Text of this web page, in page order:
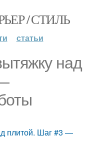
/ СТИЛЬ
статьи
над
плитой. Шаг #3 —